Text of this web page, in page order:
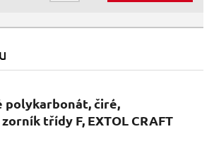
polykarbonát, čiré,
třídy F, EXTOL CRAFT